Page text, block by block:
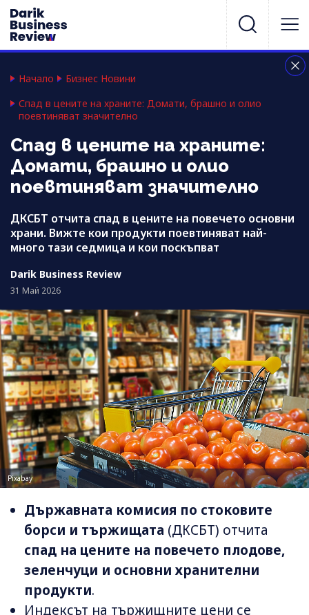
Начало
Бизнес Новини
Спад в цените на храните: Домати, брашно и олио
поевтиняват значително
Спад в цените на храните:
Домати, брашно и олио
поевтиняват значително
ДКСБТ отчита спад в цените на повечето основни
храни. Вижте кои продукти поевтиняват най-
много тази седмица и кои поскъпват
Darik Business Review
31 Май 2026
Pixabay
Държавната комисия по стоковите
борси и тържищата (ДКСБТ) отчита
спад на цените на повечето плодове,
зеленчуци и основни хранителни
продукти.
Индексът на тържищните цени се